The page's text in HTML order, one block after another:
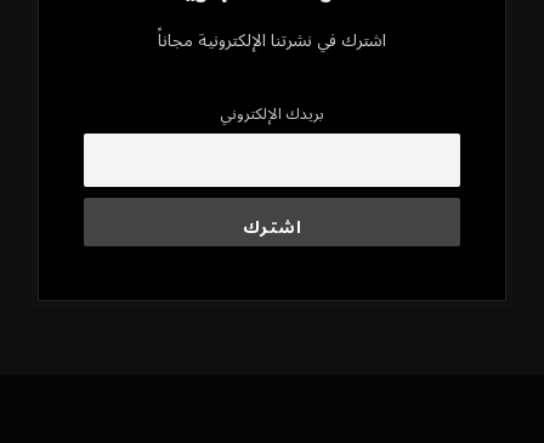
اشترك في نشرتنا الإلكترونية مجاناً
بريدك الإلكتروني